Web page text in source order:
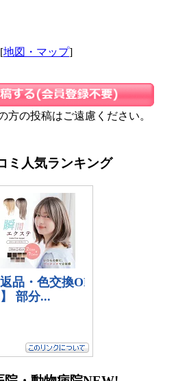
地図・マップ]
方の投稿はご遠慮ください。
ミ人気ランキング